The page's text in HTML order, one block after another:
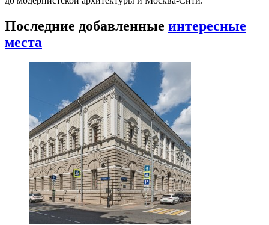
Последние добавленные интересные
места